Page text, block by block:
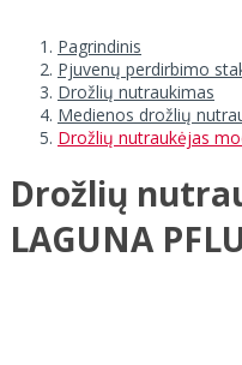
Pagrindinis
Pjuvenų perdirbimo
Drožlių nutraukimas
Medienos drožlių
Drožlių nutraukėjas
Drožlių
LAGUNA